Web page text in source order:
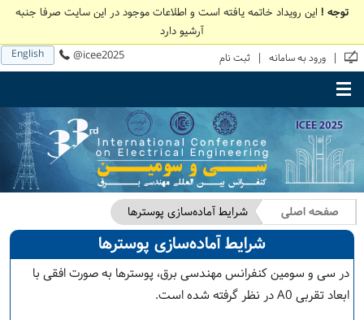
توجه ! این رویداد خاتمه یافته است و اطلاعات موجود در این سایت صرفا جنبه
آرشیو دارد
English @icee2025 | ورود به سامانه | ثبت نام
صفحه اصلی شرایط آماده‌سازی پوسترها
شرایط آماده‌سازی پوسترها
در سی و سومین کنفرانس مهندسی برق، پوسترها به صورت افقی با
ابعاد تقربی A0 در نظر گرفته شده است.